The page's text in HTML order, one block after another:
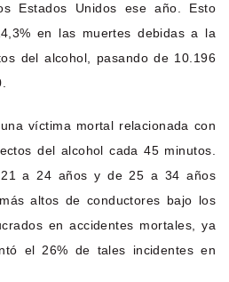
Estados Unidos ese año. Esto
en las muertes debidas a la
del alcohol, pasando de 10.196
víctima mortal relacionada con
del alcohol cada 45 minutos.
a 24 años y de 25 a 34 años
altos de conductores bajo los
en accidentes mortales, ya
el 26% de tales incidentes en